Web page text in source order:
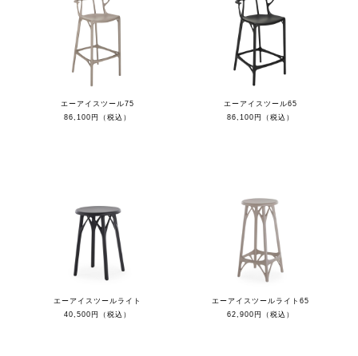
エーアイスツール75
86,100円（税込）
エーアイスツール65
86,100円（税込）
エーアイスツールライト
40,500円（税込）
エーアイスツールライト65
62,900円（税込）